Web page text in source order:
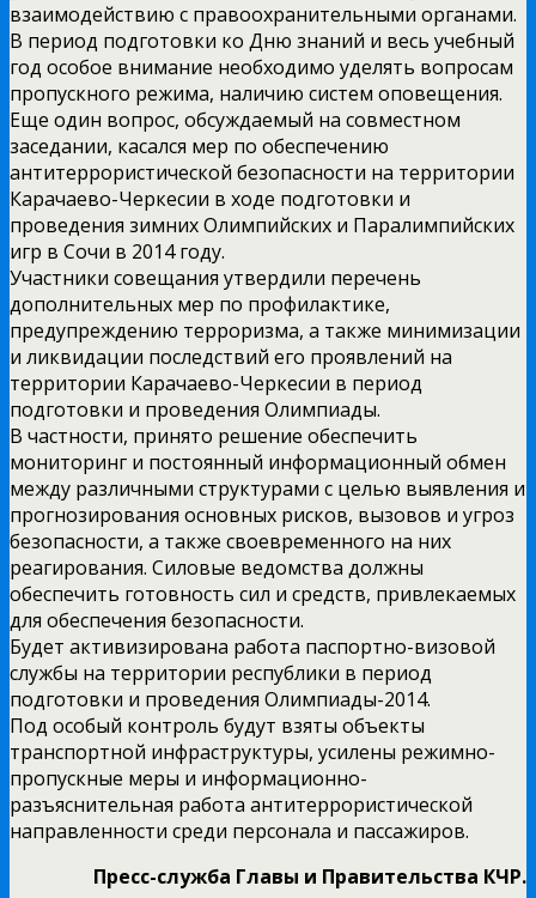
взаимодействию с правоохранительными органами.
В период подготовки ко Дню знаний и весь учебный
год особое внимание необходимо уделять вопросам
пропускного режима, наличию систем оповещения.
Еще один вопрос, обсуждаемый на совместном
заседании, касался мер по обеспечению
антитеррористической безопасности на территории
Карачаево-Черкесии в ходе подготовки и
проведения зимних Олимпийских и Паралимпийских
игр в Сочи в 2014 году.
Участники совещания утвердили перечень
дополнительных мер по профилактике,
предупреждению терроризма, а также минимизации
и ликвидации последствий его проявлений на
территории Карачаево-Черкесии в период
подготовки и проведения Олимпиады.
В частности, принято решение обеспечить
мониторинг и постоянный информационный обмен
между различными структурами с целью выявления и
прогнозирования основных рисков, вызовов и угроз
безопасности, а также своевременного на них
реагирования. Силовые ведомства должны
обеспечить готовность сил и средств, привлекаемых
для обеспечения безопасности.
Будет активизирована работа паспортно-визовой
службы на территории республики в период
подготовки и проведения Олимпиады-2014.
Под особый контроль будут взяты объекты
транспортной инфраструктуры, усилены режимно-
пропускные меры и информационно-
разъяснительная работа антитеррористической
направленности среди персонала и пассажиров.
Пресс-служба Главы и Правительства КЧР.